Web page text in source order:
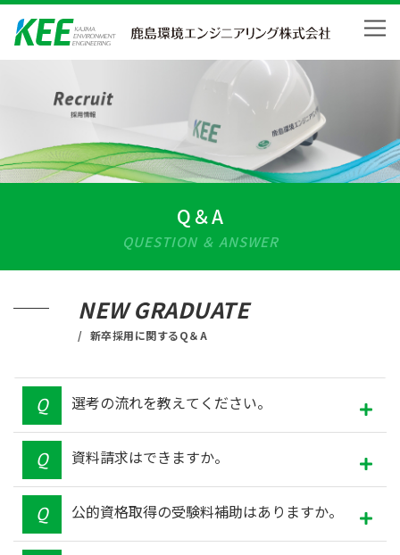
Skip
content
Q＆A
QUESTION ＆ ANSWER
NEW GRADUATE
新卒採用に関するQ＆A
選考の流れを教えてください。
資料請求はできますか。
公的資格取得の受験料補助はありますか。